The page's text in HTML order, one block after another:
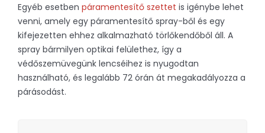
Egyéb esetben páramentesítő szettet is igénybe lehet
venni, amely egy páramentesítő spray-ből és egy
kifejezetten ehhez alkalmazható törlőkendőből áll. A
spray bármilyen optikai felülethez, így a
védőszemüvegünk lencséihez is nyugodtan
használható, és legalább 72 órán át megakadályozza a
párásodást.